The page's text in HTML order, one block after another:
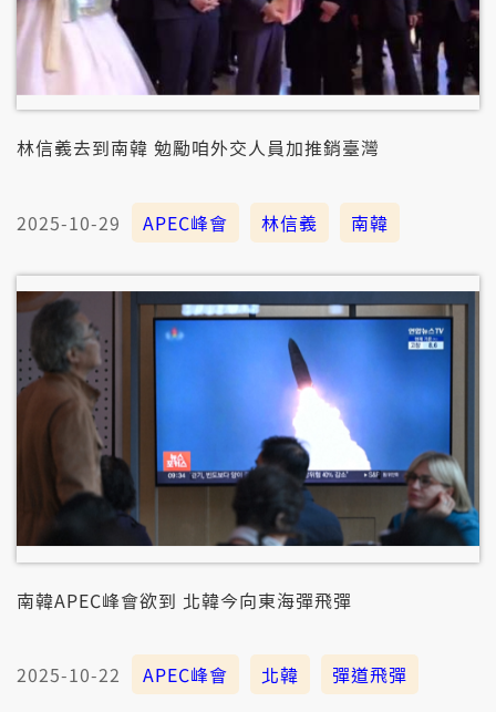
林信義去到南韓 勉勵咱外交人員加推銷臺灣
2025-10-29 APEC峰會 林信義 南韓
南韓APEC峰會欲到 北韓今向東海彈飛彈
2025-10-22 APEC峰會 北韓 彈道飛彈